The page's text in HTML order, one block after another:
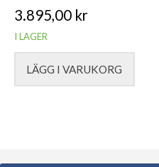
3.895,00 kr
I LAGER
LÄGG I VARUKORG